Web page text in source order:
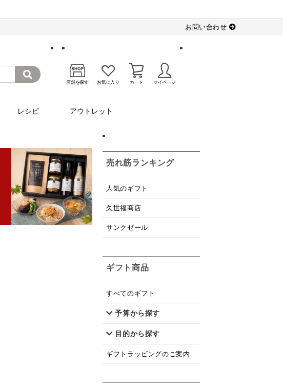
お問い合わせ
店舗を探す お気に入り カート マイページ
レシピ アウトレット
売れ筋ランキング
人気のギフト
久世福商店
サンクゼール
ギフト商品
すべてのギフト
予算から探す
目的から探す
ギフトラッピングのご案内